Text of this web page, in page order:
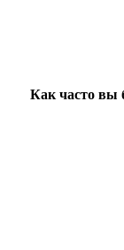
Как часто вы